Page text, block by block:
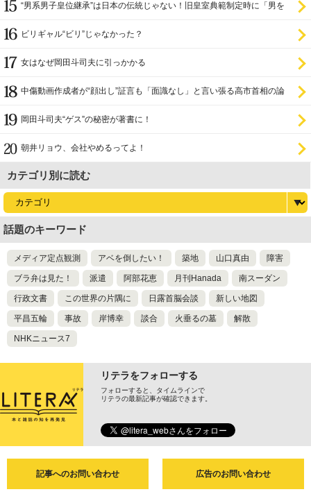
“男系男子皇位継承”は日本の伝統じゃない！旧皇室典範制定時に「男を
ビリギャル“ビリ”じゃなかった？
女はなぜ岡田斗司夫に引っかかる
中傷動画作成者が“顔出し”証言も「面識なし」と言い張る高市首相の論
岡田斗司夫“ゲス”の秘密が著書に！
朝井リョウ、会社やめるってよ！
カテゴリ別に読む
話題のキーワード
メディア定点観測 アベを倒したい！ 築地 山口真由 障害
ブラ弁は見た！ 派遣 阿部花恵 月刊Hanada 南スーダン
行政文書 この世界の片隅に 日露首脳会談 新しい地図
平昌五輪 事故 岸博幸 談合 火垂るの墓 解散
NHKニュース7
リテラをフォローする
フォローすると、タイムラインで
リテラの最新記事が確認できます。
記事へのお問い合わせ 広告のお問い合わせ